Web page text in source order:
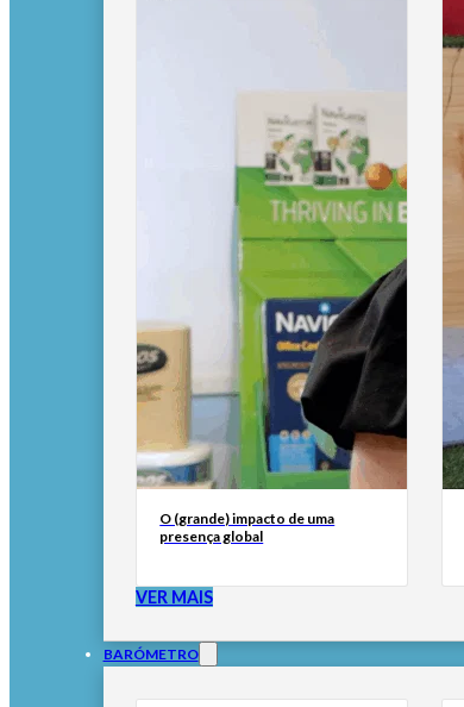
O (grande) impacto de uma
presença global
VER MAIS
BARÓMETRO